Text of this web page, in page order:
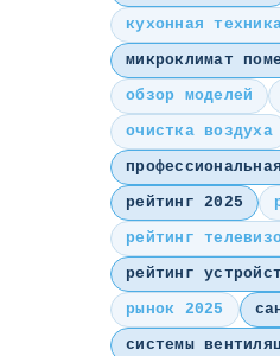
кухонная
микроклимат
обзор моделей
очистка воздуха
рейтинг 2025
рейтинг
рейтинг
рынок 2025
системы